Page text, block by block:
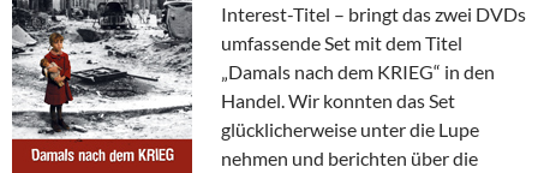
Interest-Titel – bringt das zwei DVDs
umfassende Set mit dem Titel
„Damals nach dem KRIEG“ in den
Handel. Wir konnten das Set
glücklicherweise unter die Lupe
nehmen und berichten über die